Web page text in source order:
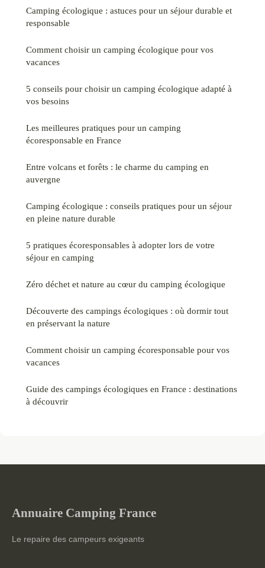
Camping écologique : astuces pour un séjour durable et
responsable
Comment choisir un camping écologique pour vos
vacances
5 conseils pour choisir un camping écologique adapté à
vos besoins
Les meilleures pratiques pour un camping
écoresponsable en France
Entre volcans et forêts : le charme du camping en
auvergne
Camping écologique : conseils pratiques pour un séjour
en pleine nature durable
5 pratiques écoresponsables à adopter lors de votre
séjour en camping
Zéro déchet et nature au cœur du camping écologique
Découverte des campings écologiques : où dormir tout
en préservant la nature
Comment choisir un camping écoresponsable pour vos
vacances
Guide des campings écologiques en France : destinations
à découvrir
Annuaire Camping France
Le repaire des campeurs exigeants